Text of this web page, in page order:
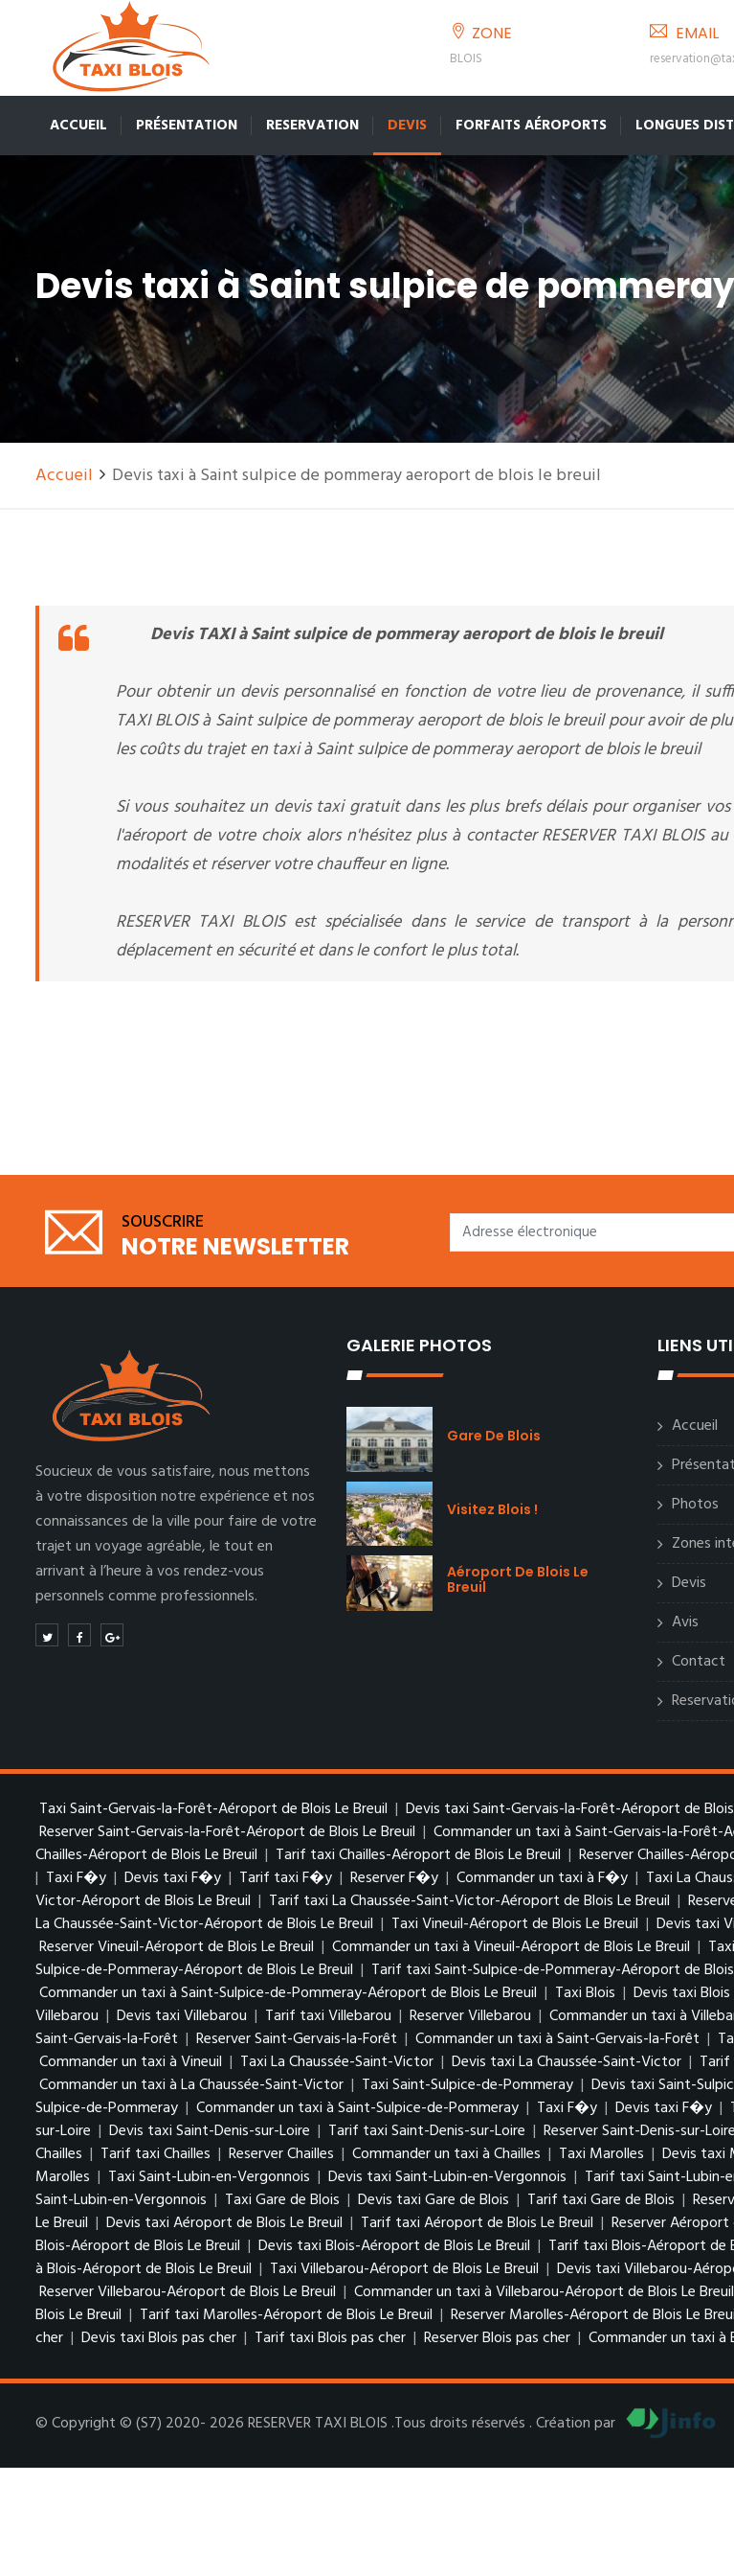
ZONE
BLOIS
EMAIL
ACCUEIL PRÉSENTATION RESERVATION DEVIS FORFAITS AÉROPORTS LONGUES
Devis taxi à Saint sulpice de
Accueil Devis taxi à Saint sulpice de pommeray aeroport de blois le breuil
Devis TAXI à Saint sulpice de pommeray aeroport de blois le breuil
Pour obtenir un devis personnalisé en fonction de votre lieu de provenance, il
TAXI BLOIS à Saint sulpice de pommeray aeroport de blois le breuil pour avoir de
les coûts du trajet en taxi à Saint sulpice de pommeray aeroport de blois le breuil
Si vous souhaitez un devis taxi gratuit dans les plus brefs délais pour organiser
l'aéroport de votre choix alors n'hésitez plus à contacter RESERVER TAXI BLOIS
modalités et réserver votre chauffeur en ligne.
RESERVER TAXI BLOIS est spécialisée dans le service de transport à la
déplacement en sécurité et dans le confort le plus total.
SOUSCRIRE
NOTRE NEWSLETTER
Soucieux de vous satisfaire, nous mettons
à votre disposition notre expérience et nos
connaissances de la ville pour faire de votre
trajet un voyage agréable, le tout en
arrivant à l’heure à vos rendez-vous
personnels comme professionnels.
GALERIE PHOTOS
Gare De Blois
Visitez Blois !
Aéroport De Blois Le
Breuil
LIENS
Accueil
Photos
Zones
Devis
Avis
Contact
Taxi Saint-Gervais-la-Forêt-Aéroport de Blois Le Breuil | Devis taxi Saint-Gervais-la-Forêt-Aéroport de
Reserver Saint-Gervais-la-Forêt-Aéroport de Blois Le Breuil | Commander un taxi à Saint-Gervais-la-Forêt-
Chailles-Aéroport de Blois Le Breuil | Tarif taxi Chailles-Aéroport de Blois Le Breuil | Reserver Chailles-
| Taxi F�y | Devis taxi F�y | Tarif taxi F�y | Reserver F�y | Commander un taxi à F�y | Taxi La
Victor-Aéroport de Blois Le Breuil | Tarif taxi La Chaussée-Saint-Victor-Aéroport de Blois Le Breuil |
La Chaussée-Saint-Victor-Aéroport de Blois Le Breuil | Taxi Vineuil-Aéroport de Blois Le Breuil | Devis taxi
Reserver Vineuil-Aéroport de Blois Le Breuil | Commander un taxi à Vineuil-Aéroport de Blois Le Breuil |
Sulpice-de-Pommeray-Aéroport de Blois Le Breuil | Tarif taxi Saint-Sulpice-de-Pommeray-Aéroport de Blois
Commander un taxi à Saint-Sulpice-de-Pommeray-Aéroport de Blois Le Breuil | Taxi Blois | Devis taxi Blois
Villebarou | Devis taxi Villebarou | Tarif taxi Villebarou | Reserver Villebarou | Commander un taxi à
Saint-Gervais-la-Forêt | Reserver Saint-Gervais-la-Forêt | Commander un taxi à Saint-Gervais-la-Forêt |
Commander un taxi à Vineuil | Taxi La Chaussée-Saint-Victor | Devis taxi La Chaussée-Saint-Victor |
Commander un taxi à La Chaussée-Saint-Victor | Taxi Saint-Sulpice-de-Pommeray | Devis taxi Saint-
Sulpice-de-Pommeray | Commander un taxi à Saint-Sulpice-de-Pommeray | Taxi F�y | Devis taxi F�y |
sur-Loire | Devis taxi Saint-Denis-sur-Loire | Tarif taxi Saint-Denis-sur-Loire | Reserver Saint-Denis-sur-Loire
Chailles | Tarif taxi Chailles | Reserver Chailles | Commander un taxi à Chailles | Taxi Marolles | Devis taxi
Marolles | Taxi Saint-Lubin-en-Vergonnois | Devis taxi Saint-Lubin-en-Vergonnois | Tarif taxi Saint-Lubin-
Saint-Lubin-en-Vergonnois | Taxi Gare de Blois | Devis taxi Gare de Blois | Tarif taxi Gare de Blois |
Le Breuil | Devis taxi Aéroport de Blois Le Breuil | Tarif taxi Aéroport de Blois Le Breuil | Reserver Aéroport
Blois-Aéroport de Blois Le Breuil | Devis taxi Blois-Aéroport de Blois Le Breuil | Tarif taxi Blois-Aéroport de
à Blois-Aéroport de Blois Le Breuil | Taxi Villebarou-Aéroport de Blois Le Breuil | Devis taxi Villebarou-
Reserver Villebarou-Aéroport de Blois Le Breuil | Commander un taxi à Villebarou-Aéroport de Blois Le Breuil
Blois Le Breuil | Tarif taxi Marolles-Aéroport de Blois Le Breuil | Reserver Marolles-Aéroport de Blois Le
cher | Devis taxi Blois pas cher | Tarif taxi Blois pas cher | Reserver Blois pas cher | Commander un taxi à
© Copyright © (S7) 2020- 2026 RESERVER TAXI BLOIS .Tous droits réservés . Création par